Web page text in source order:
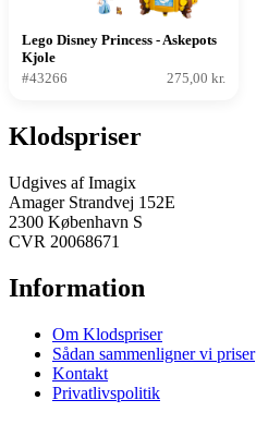
Lego Disney Princess - Askepots
Kjole
#43266
275,00 kr.
Klodspriser
Udgives af Imagix
Amager Strandvej 152E
2300 København S
CVR 20068671
Information
Om Klodspriser
Sådan sammenligner vi priser
Kontakt
Privatlivspolitik